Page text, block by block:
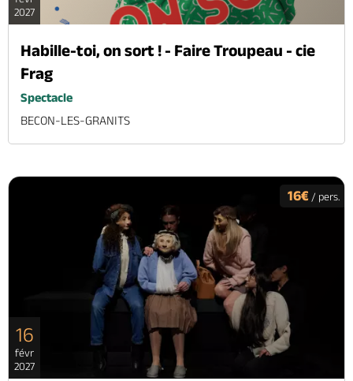
2027
Habille-toi, on sort ! - Faire Troupeau - cie
Frag
Spectacle
BECON-LES-GRANITS
16€ / pers.
16
févr
2027